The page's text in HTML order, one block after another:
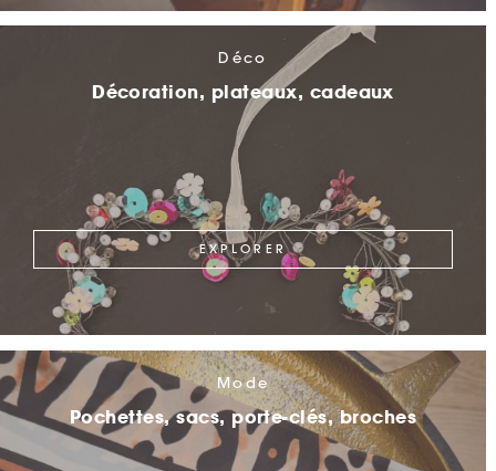
Déco
Décoration, plateaux, cadeaux
EXPLORER
Mode
Pochettes, sacs, porte-clés, broches